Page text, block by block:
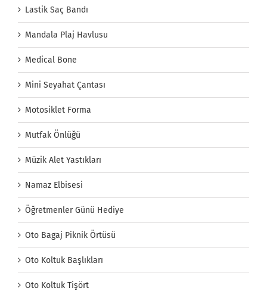
Lastik Saç Bandı
Mandala Plaj Havlusu
Medical Bone
Mini Seyahat Çantası
Motosiklet Forma
Mutfak Önlüğü
Müzik Alet Yastıkları
Namaz Elbisesi
Öğretmenler Günü Hediye
Oto Bagaj Piknik Örtüsü
Oto Koltuk Başlıkları
Oto Koltuk Tişört